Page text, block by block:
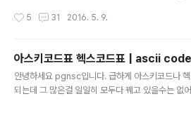
pt-get install -y gcc-multilib-arm-linux-
mips64-linux-gnuabi64;sudo apt-get
l-linux-gnuabi64;sudo ap..
5 31 2016. 5. 9.
아스키코드표 헥스코
안녕하세요 pgnsc입니다. 급하게 아스키코드나
되는데 그 많은걸 일일히 모두다 꿰고 있을수는 없